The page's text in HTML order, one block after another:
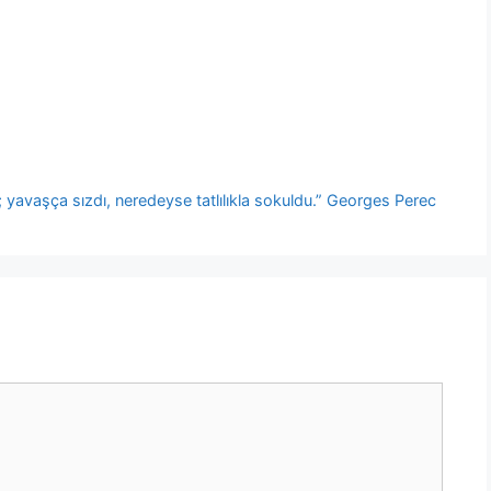
sızdı, neredeyse tatlılıkla sokuldu.” Georges Perec